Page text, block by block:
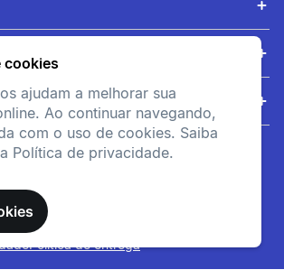
cookies
ajudam a melhorar sua
Ao continuar navegando,
com o uso de cookies. Saiba
Política de privacidade.
excelente aderência e
durabilidade
Política de entrega